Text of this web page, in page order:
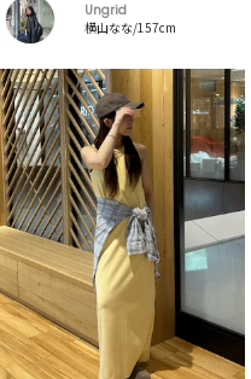
Ungrid
横山なな/157cm